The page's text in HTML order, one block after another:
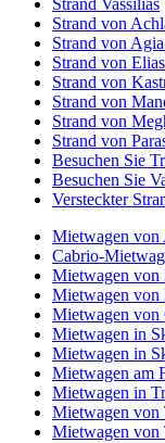
Strand Vassilias
Strand von
Strand von
Strand von Elias
Strand von
Strand von
Strand von
Strand von
Besuchen Sie
Besuchen Sie
Versteckter
Mietwagen von
Cabrio-
Mietwagen von
Mietwagen von
Mietwagen von
Mietwagen in
Mietwagen in
Mietwagen am
Mietwagen in
Mietwagen von
Mietwagen